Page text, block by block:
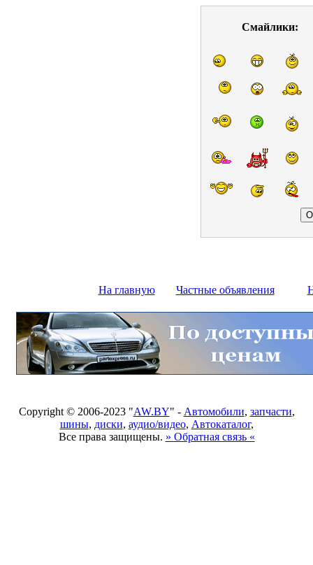
Смайлики:
На главную Частные объявления
Copyright © 2006-2023 "AW.BY" - Автомобили, запчасти,
шины, диски, аудио/видео, Автокаталог,
Все права защищены. » Обратная связь «